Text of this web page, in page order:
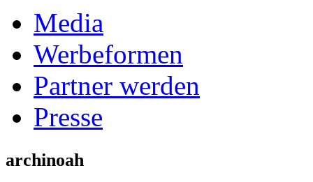
Media
Werbeformen
Partner werden
Presse
archinoah